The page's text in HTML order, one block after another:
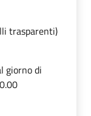
trasparenti)
giorno di